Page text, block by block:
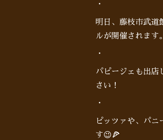
・
明日、藤枝市武道
ルが開催されます。
・
パピージェも出店
さい！
・
ピッツァや、パニ
す😉🍕